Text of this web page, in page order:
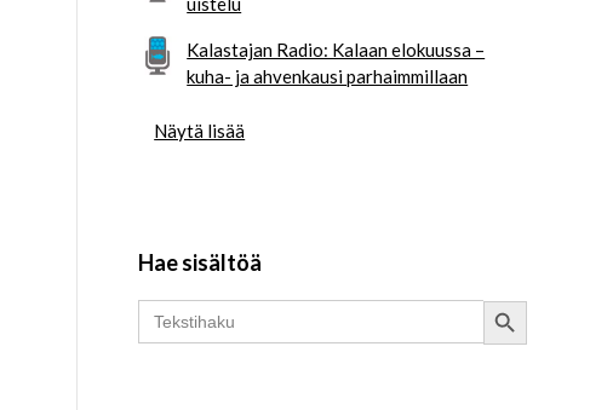
Kalastajan Radio: Kalaan elokuussa –
kuha- ja ahvenkausi parhaimmillaan
Näytä lisää
Hae sisältöä
Search
for:
Search Button